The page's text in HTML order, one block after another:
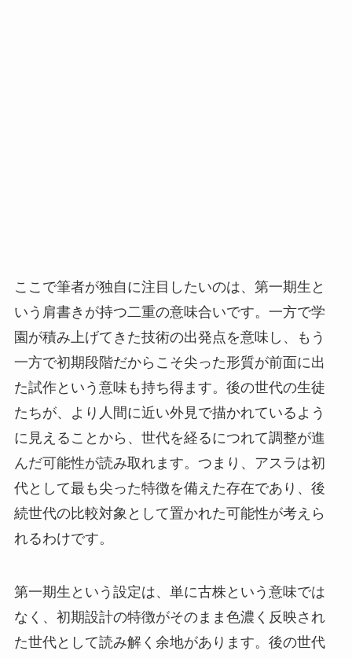
ここで筆者が独自に注目したいのは、第一期生と
いう肩書きが持つ二重の意味合いです。一方で学
園が積み上げてきた技術の出発点を意味し、もう
一方で初期段階だからこそ尖った形質が前面に出
た試作という意味も持ち得ます。後の世代の生徒
たちが、より人間に近い外見で描かれているよう
に見えることから、世代を経るにつれて調整が進
んだ可能性が読み取れます。つまり、アスラは初
代として最も尖った特徴を備えた存在であり、後
続世代の比較対象として置かれた可能性が考えら
れるわけです。
第一期生という設定は、単に古株という意味では
なく、初期設計の特徴がそのまま色濃く反映され
た世代として読み解く余地があります。後の世代